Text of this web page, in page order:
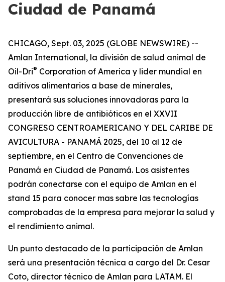
Ciudad de Panamá
CHICAGO, Sept. 03, 2025 (GLOBE NEWSWIRE) --
Amlan International, la división de salud animal de
Oil-Dri® Corporation of America y lider mundial en
aditivos alimentarios a base de minerales,
presentará sus soluciones innovadoras para la
producción libre de antibióticos en el XXVII
CONGRESO CENTROAMERICANO Y DEL CARIBE DE
AVICULTURA - PANAMÁ 2025, del 10 al 12 de
septiembre, en el Centro de Convenciones de
Panamá en Ciudad de Panamá. Los asistentes
podrán conectarse con el equipo de Amlan en el
stand 15 para conocer mas sabre las tecnologías
comprobadas de la empresa para mejorar la salud y
el rendimiento animal.
Un punto destacado de la participación de Amlan
será una presentación técnica a cargo del Dr. Cesar
Coto, director técnico de Amlan para LATAM. El